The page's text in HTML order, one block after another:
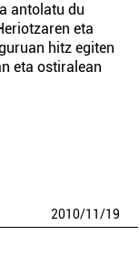
antolatu du
eta
hitz egiten
eta ostiralean
2010/11/19